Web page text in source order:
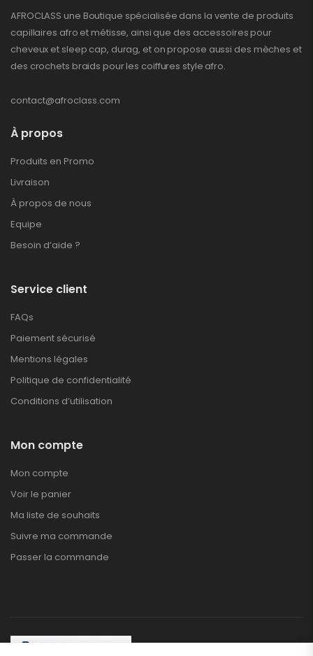
AFROCLASS une Boutique spécialisée dans la vente de produits
capillaires afro et métisse, ainsi que des accessoires pour
cheveux et sleep cap, durag, et on propose aussi des mèches et
des crochets braids pour les coiffures style afro.
contact@afroclass.com
À propos
Produits en Promo
Livraison
À propos de nous
Equipe
Besoin d’aide ?
Service client
FAQs
Paiement sécurisé
Mentions légales
Politique de confidentialité
Conditions d’utilisation
Mon compte
Mon compte
Voir le panier
Ma liste de souhaits
Suivre ma commande
Passer la commande